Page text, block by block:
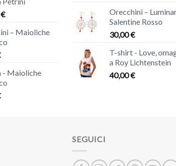
€
– Maioliche
- Maioliche
Orecchini –
Salentine Rosso
30,00€
T-shirt - Love,
a Roy Lichtenstein
40,00€
SEGUICI